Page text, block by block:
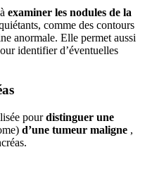
examiner les nodules de la
comme des contours
anormale. Elle permet aussi
identifier d’éventuelles
pourdistinguer une
d’une tumeur maligne ,